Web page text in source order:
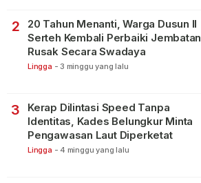
2
20 Tahun Menanti, Warga Dusun II
Serteh Kembali Perbaiki Jembatan
Rusak Secara Swadaya
Lingga - 3 minggu yang lalu
3
Kerap Dilintasi Speed Tanpa
Identitas, Kades Belungkur Minta
Pengawasan Laut Diperketat
Lingga - 4 minggu yang lalu